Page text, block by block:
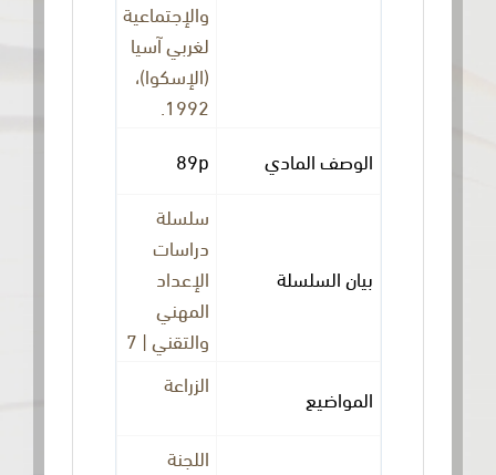
والإجتماعية
لغربي آسيا
(الإسكوا)،
الوصف المادي
بيان السلسلة
سلسلة
دراسات
الإعداد
المهني
والتقني | 7
المواضيع